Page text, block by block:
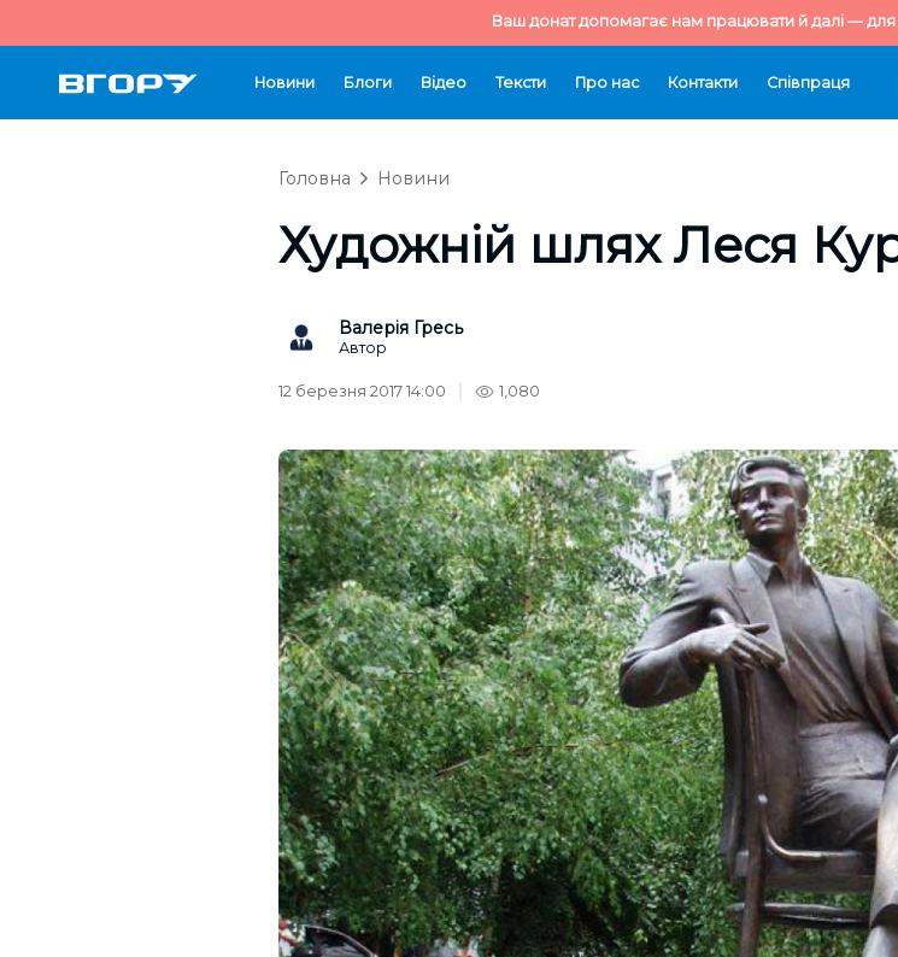
Ваш донат допомагає нам працювати й далі — для
Новини Блоги Відео Тексти Про нас Контакти Cпівпраця
Головна Новини
Художній шлях Леся
Валерія Гресь
Автор
12 березня 2017 14:00 1,080